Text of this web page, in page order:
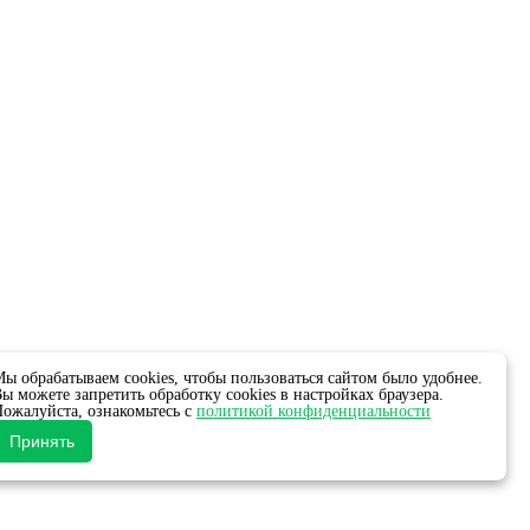
обрабатываем cookies, чтобы пользоваться сайтом было удобнее.
можете запретить обработку cookies в настройках браузера.
ознакомьтесь с политикой конфиденциальности
Принять